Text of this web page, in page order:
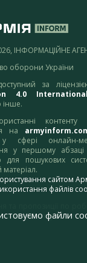
ІНФОРМАЦІЙНЕ
оборони України
за
4.0
інше.
на
у сфері онлайн-
у першому абзаці
для пошукових
сайтом
файлів
файли